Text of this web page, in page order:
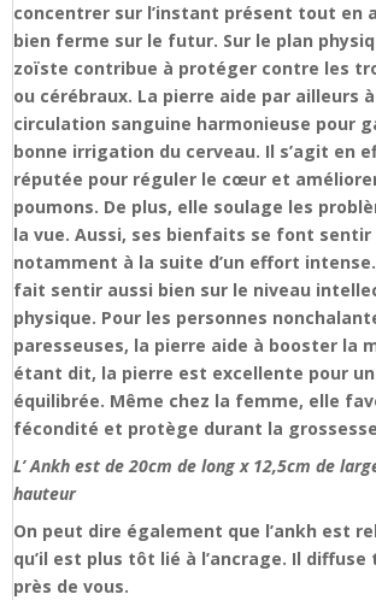
concentrer sur l’instant présent tout en
bien ferme sur le futur. Sur le plan
zoïste contribue à protéger contre les
ou cérébraux. La pierre aide par ailleurs
circulation sanguine harmonieuse pour
bonne irrigation du cerveau. Il s’agit en
réputée pour réguler le cœur et
poumons. De plus, elle soulage les
la vue. Aussi, ses bienfaits se font
notamment à la suite d’un effort
fait sentir aussi bien sur le niveau
physique. Pour les personnes
paresseuses, la pierre aide à booster la
étant dit, la pierre est excellente pour
équilibrée. Même chez la femme, elle
fécondité et protège durant la
L’ Ankh est de 20cm de long x 12,5cm de
hauteur
On peut dire également que l’ankh est
qu’il est plus tôt lié à l’ancrage. Il
près de vous.